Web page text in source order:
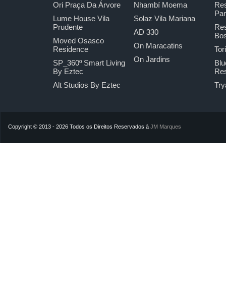
Ori Praça Da Árvore
Lume House Vila
Prudente
Moved Osasco
Residence
SP_360º Smart Living
By Eztec
Alt Studios By Eztec
Nhambí Moema
Solaz Vila Mariana
AD 330
On Maracatins
On Jardins
Copyright © 2013 - 2026 Todos os Direitos Reservados à JM Marques